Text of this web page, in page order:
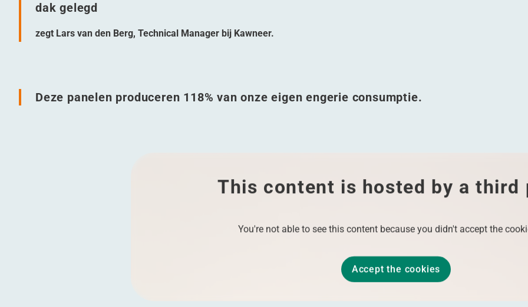
dak gelegd
zegt Lars van den Berg, Technical Manager bij Kawneer.
Deze panelen produceren 118% van onze eigen engerie consumptie.
This content is hosted by a third
You're not able to see this content because you didn't accept the
Accept the cookies